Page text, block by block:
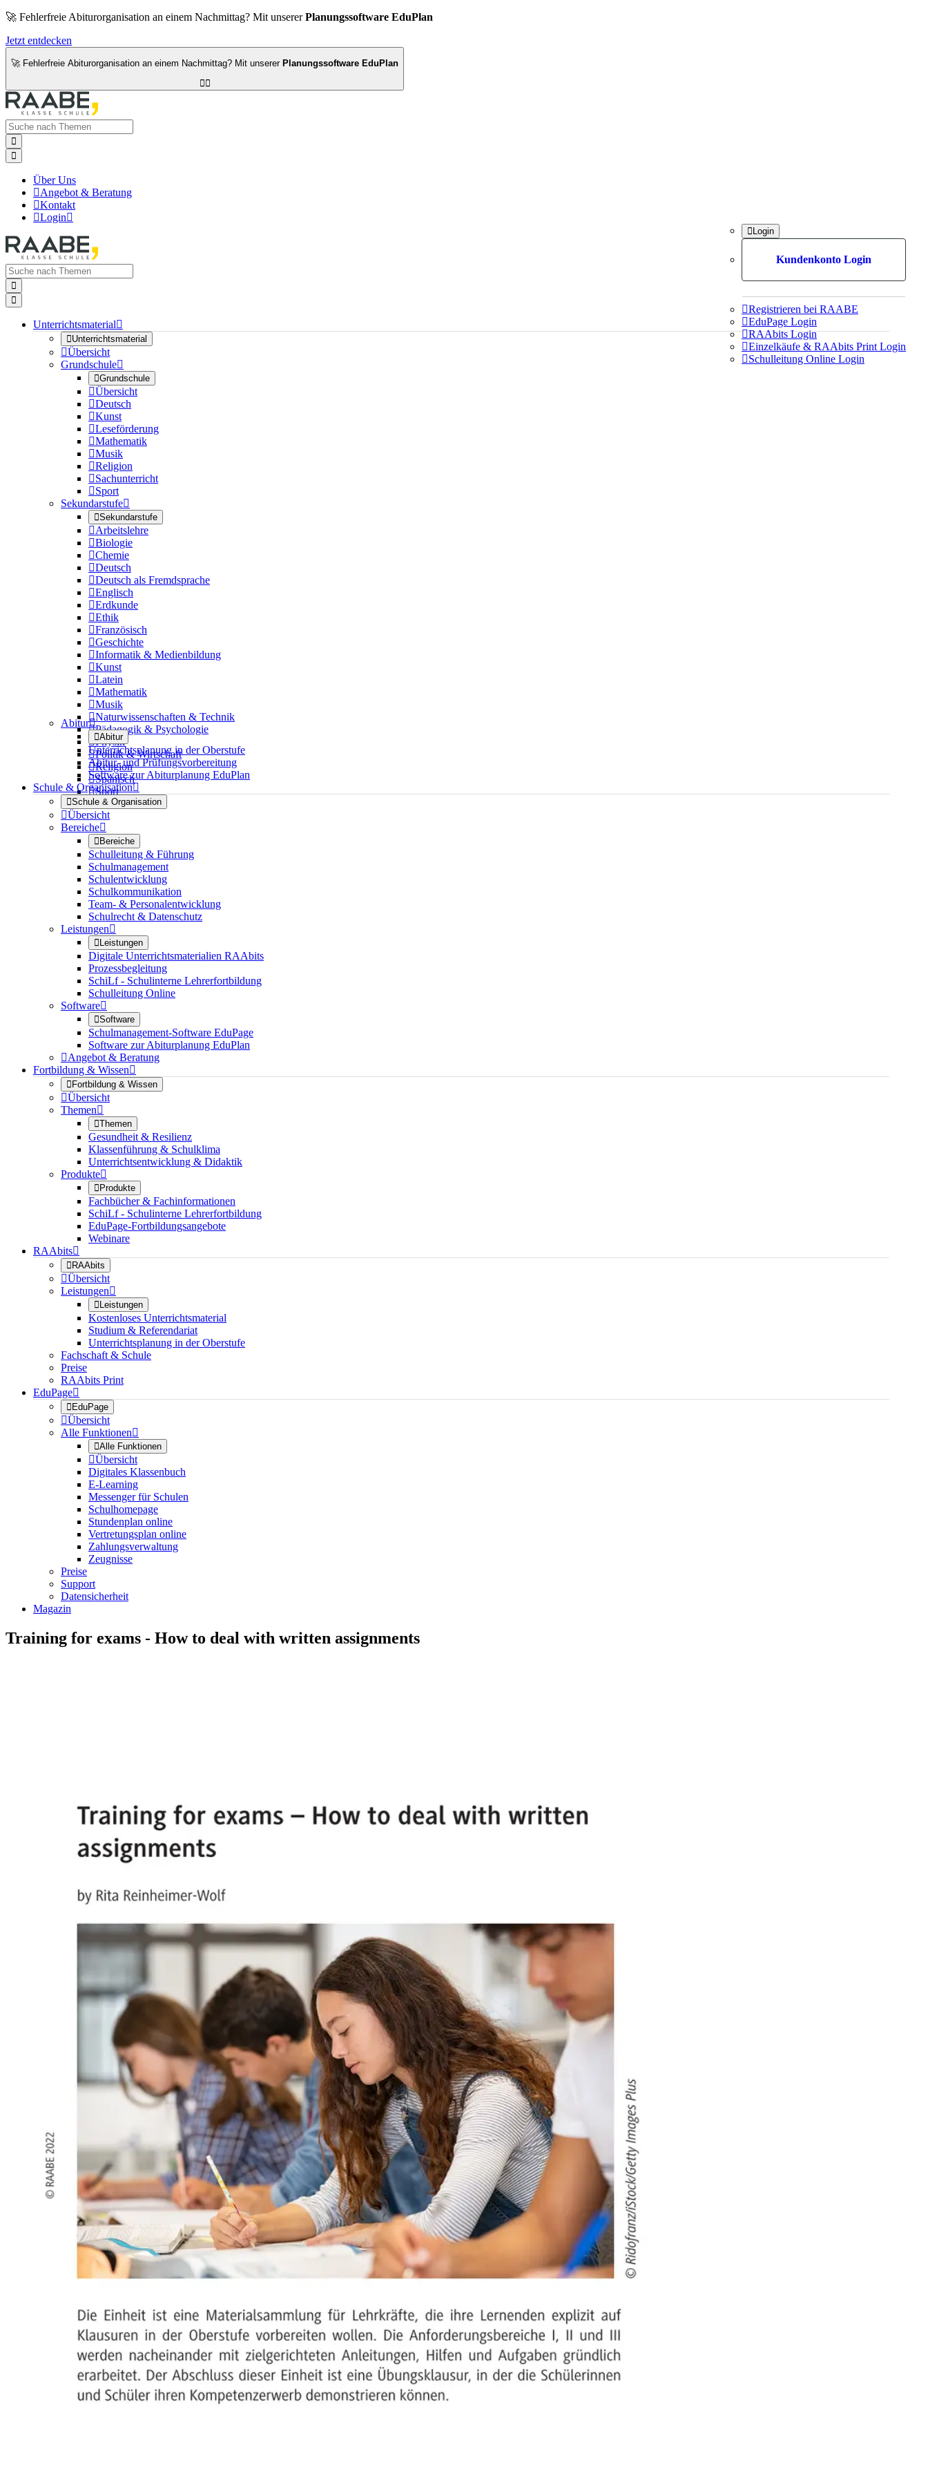
🚀 Fehlerfreie Abiturorganisation an einem Nachmittag? Mit unsererPlanungssoftware EduPlan
Jetzt entdecken
🚀 Fehlerfreie Abiturorganisation an einem Nachmittag? Mit unserer Planungssoftware EduPlan



Über Uns
Angebot & Beratung
Kontakt
Login
Login
Kundenkonto Login
Registrieren bei RAABE
EduPage Login
RAAbits Login
Einzelkäufe & RAAbits Print Login
Schulleitung Online Login


Unterrichtsmaterial
Unterrichtsmaterial
Übersicht
Grundschule
Grundschule
Übersicht
Deutsch
Kunst
Leseförderung
Mathematik
Musik
Religion
Sachunterricht
Sport
Sekundarstufe
Sekundarstufe
Arbeitslehre
Biologie
Chemie
Deutsch
Deutsch als Fremdsprache
Englisch
Erdkunde
Ethik
Französisch
Geschichte
Informatik & Medienbildung
Kunst
Latein
Mathematik
Musik
Naturwissenschaften & Technik
Pädagogik & Psychologie
Physik
Politik & Wirtschaft
Religion
Spanisch
Sport
Abitur
Abitur
Unterrichtsplanung in der Oberstufe
Abitur- und Prüfungsvorbereitung
Software zur Abiturplanung EduPlan
Schule & Organisation
Schule & Organisation
Übersicht
Bereiche
Bereiche
Schulleitung & Führung
Schulmanagement
Schulentwicklung
Schulkommunikation
Team- & Personalentwicklung
Schulrecht & Datenschutz
Leistungen
Leistungen
Digitale Unterrichtsmaterialien RAAbits
Prozessbegleitung
SchiLf - Schulinterne Lehrerfortbildung
Schulleitung Online
Software
Software
Schulmanagement-Software EduPage
Software zur Abiturplanung EduPlan
Angebot & Beratung
Fortbildung & Wissen
Fortbildung & Wissen
Übersicht
Themen
Themen
Gesundheit & Resilienz
Klassenführung & Schulklima
Unterrichtsentwicklung & Didaktik
Produkte
Produkte
Fachbücher & Fachinformationen
SchiLf - Schulinterne Lehrerfortbildung
EduPage-Fortbildungsangebote
Webinare
RAAbits
RAAbits
Übersicht
Leistungen
Leistungen
Kostenloses Unterrichtsmaterial
Studium & Referendariat
Unterrichtsplanung in der Oberstufe
Fachschaft & Schule
Preise
RAAbits Print
EduPage
EduPage
Übersicht
Alle Funktionen
Alle Funktionen
Übersicht
Digitales Klassenbuch
E-Learning
Messenger für Schulen
Schulhomepage
Stundenplan online
Vertretungsplan online
Zahlungsverwaltung
Zeugnisse
Preise
Support
Datensicherheit
Magazin
Training for exams - How to deal with written assignments